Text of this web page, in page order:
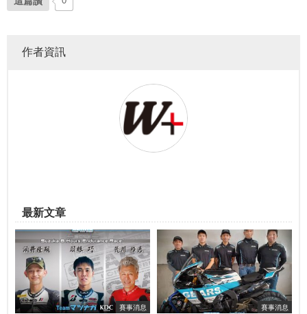
作者資訊
最新文章
賽事消息 賽事消息